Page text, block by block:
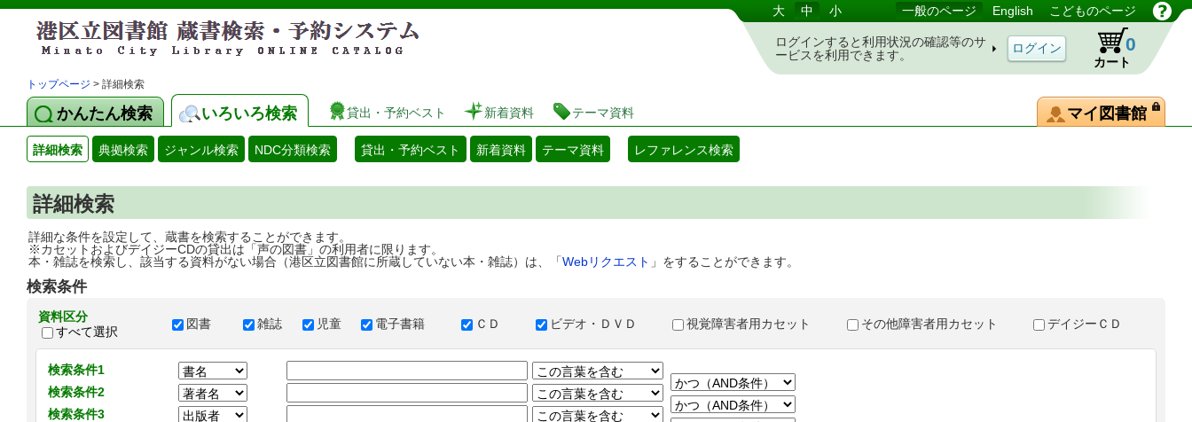
港区立図書館 蔵書検索・予約システム 大 中 小 一般のページ English こどものページ
ログインすると利用状況の確認等のサ
ービスを利用できます。
カート
0
トップページ > 詳細検索
かんたん検索 いろいろ検索 貸出・予約ベスト 新着資料 テーマ資料 マイ図書館
詳細検索 典拠検索 ジャンル検索 NDC分類検索 貸出・予約ベスト 新着資料 テーマ資料 レファレンス検索
詳細検索
詳細な条件を設定して、蔵書を検索することができます。
※カセットおよびデイジーCDの貸出は「声の図書」の利用者に限ります。
本・雑誌を検索し、該当する資料がない場合（港区立図書館に所蔵していない本・雑誌）は、「Webリクエスト 」をすることができます。
検索条件
資料区分
すべて選択
図書 雑誌 児童 電子書籍 ＣＤ ビデオ・ＤＶＤ 視覚障害者用カセット その他障害者用カセット デイジーＣＤ
検索条件1
検索条件2
検索条件3